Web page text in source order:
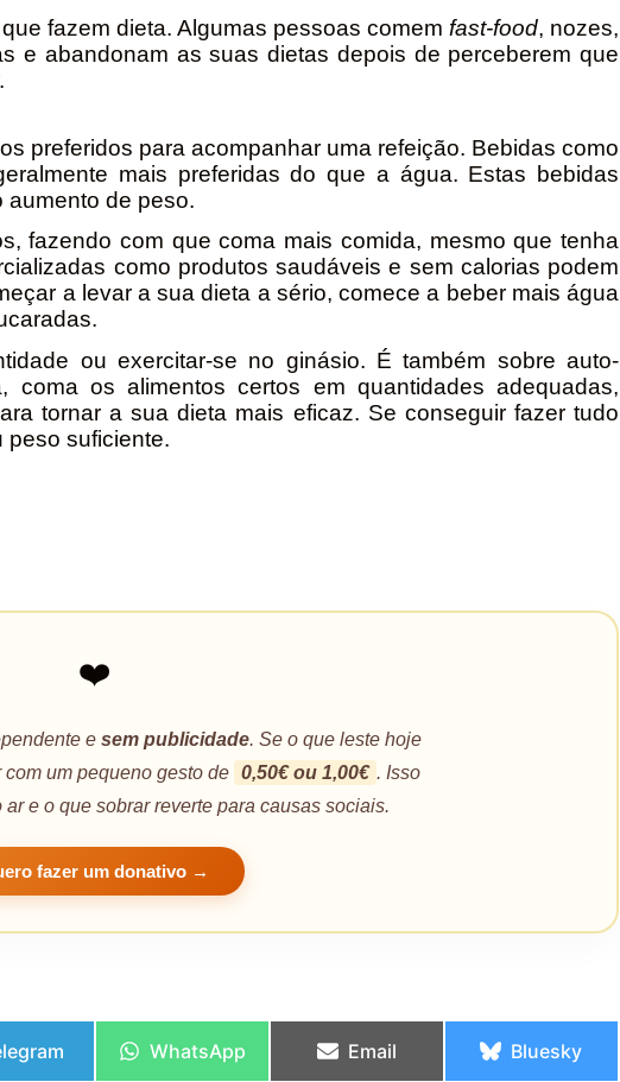
fazem dieta. Algumas pessoas comem fast-food, nozes,
e abandonam as suas dietas depois de perceberem que
preferidos para acompanhar uma refeição. Bebidas como
mais preferidas do que a água. Estas bebidas
aumento de peso.
fazendo com que coma mais comida, mesmo que tenha
como produtos saudáveis e sem calorias podem
a levar a sua dieta a sério, comece a beber mais água
ou exercitar-se no ginásio. É também sobre auto-
coma os alimentos certos em quantidades adequadas,
tornar a sua dieta mais eficaz. Se conseguir fazer tudo
peso suficiente.
❤️
e sem publicidade. Se o que leste hoje
um pequeno gesto de 0,50€ ou 1,00€ . Isso
e o que sobrar reverte para causas sociais.
fazer um donativo →
WhatsApp Email Bluesky